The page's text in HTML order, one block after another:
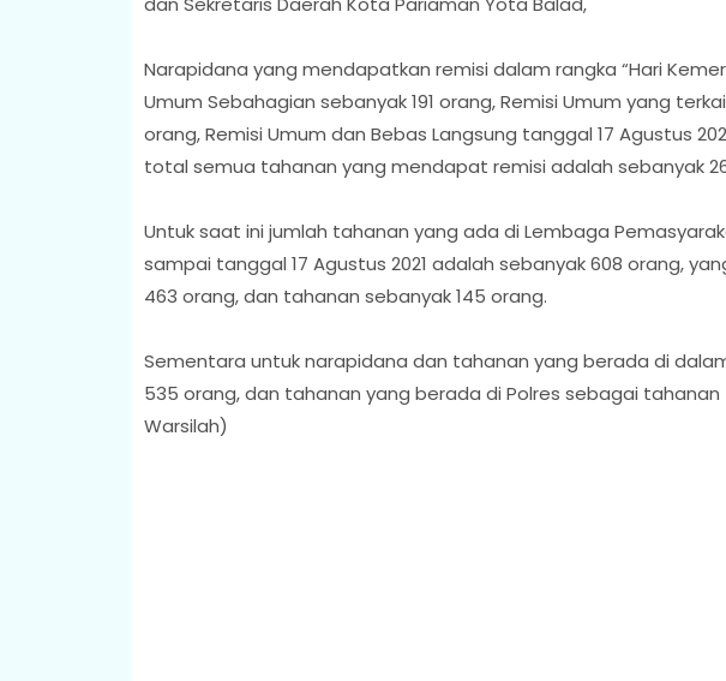
Narapidana yang mendapatkan remisi dalam rangka “Hari
Umum Sebahagian sebanyak 191 orang, Remisi Umum yang
orang, Remisi Umum dan Bebas Langsung tanggal 17 Agustus
total semua tahanan yang mendapat remisi adalah sebanyak
Untuk saat ini jumlah tahanan yang ada di Lembaga
sampai tanggal 17 Agustus 2021 adalah sebanyak 608 orang,
463 orang, dan tahanan sebanyak 145 orang.
Sementara untuk narapidana dan tahanan yang berada di
535 orang, dan tahanan yang berada di Polres sebagai
Warsilah)